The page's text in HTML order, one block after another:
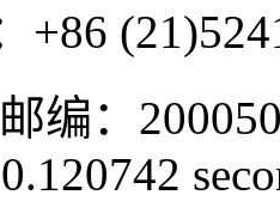
+86
编：